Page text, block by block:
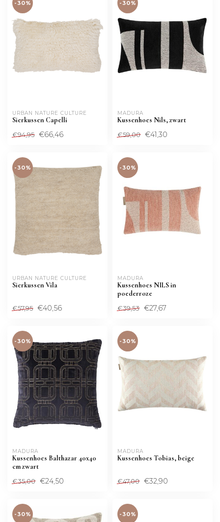
-30%
URBAN NATURE CULTURE
Sierkussen Capelli
€94,95 €66,46
-30%
MADURA
Kussenhoes Nils, zwart
€59,00 €41,30
-30%
URBAN NATURE CULTURE
Sierkussen Vila
€57,95 €40,56
-30%
MADURA
Kussenhoes NILS in
poederroze
€39,53 €27,67
-30%
MADURA
Kussenhoes Balthazar 40x40
cm zwart
€35,00 €24,50
-30%
MADURA
Kussenhoes Tobias, beige
€47,00 €32,90
-30% -30%